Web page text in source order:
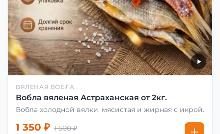
ВЯЛЕНАЯ ВОБЛА
Вобла вяленая Астраханская от 2кг.
Вобла холодной вялки, мясистая и жирная с икрой.
1 350 ₽ 1 500 ₽